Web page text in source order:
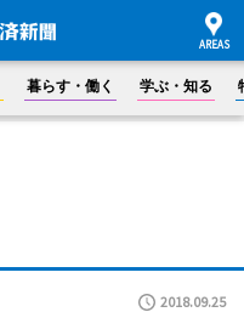
暮らす・働く 学ぶ・知る
2018.09.25